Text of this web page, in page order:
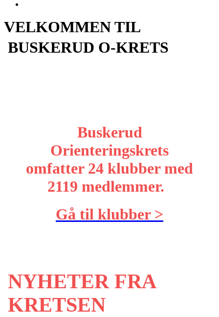
VELKOMMEN TIL
BUSKERUD O-KRETS
Buskerud
Orienteringskrets
omfatter 24 klubber med
2119 medlemmer.
Gå til klubber >
NYHETER FRA
KRETSEN